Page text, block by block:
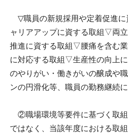
▽職員の新規採用や定着促進
ャリアアップに資する取組▽両
推進に資する取組▽腰痛を含む
に対応する取組▽生産性の向上
のやりがい・働きがいの醸成や
ンの円滑化等、職員の勤務継続
②職場環境等要件に基づく取
ではなく、当該年度における取